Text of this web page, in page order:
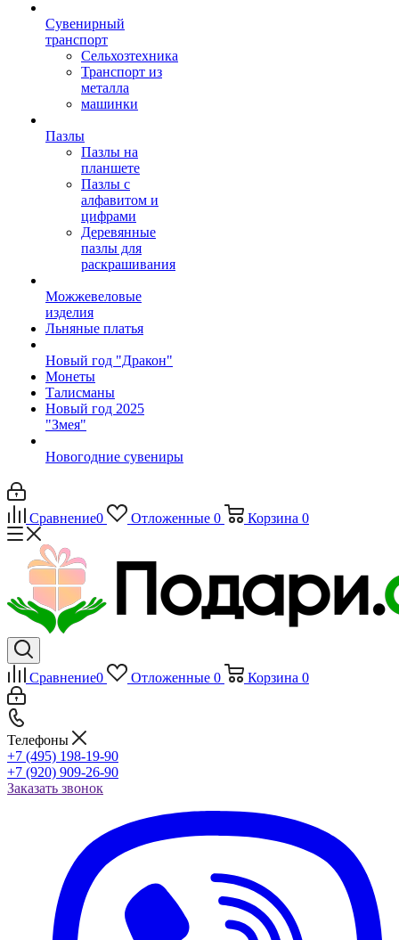
Сувенирный
транспорт
Сельхозтехника
Транспорт из
металла
машинки
Пазлы
Пазлы на
планшете
Пазлы с
алфавитом и
цифрами
Деревянные
пазлы для
раскрашивания
Можжевеловые
изделия
Льняные платья
Новый год "Дракон"
Монеты
Талисманы
Новый год 2025
"Змея"
Новогодние сувениры
Сравнение0 Отложенные 0 Корзина 0
Сравнение0 Отложенные 0 Корзина 0
Телефоны
+7 (495) 198-19-90
+7 (920) 909-26-90
Заказать звонок